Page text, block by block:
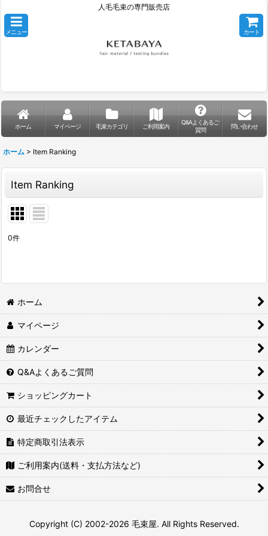
人毛毛束の専門販売店
メニュー カート
ホーム マイページ 毛束カテゴリ ご利用案内
Q&Aよくあるご
質問
問い合わせ
ホーム > Item Ranking
Item Ranking
0件
ホーム
マイページ
カレンダー
Q&Aよくあるご質問
ショッピングカート
最近チェックしたアイテム
特定商取引法表示
ご利用案内(送料・支払方法など)
お問合せ
Copyright (C) 2002-2026 毛束屋. All Rights Reserved.